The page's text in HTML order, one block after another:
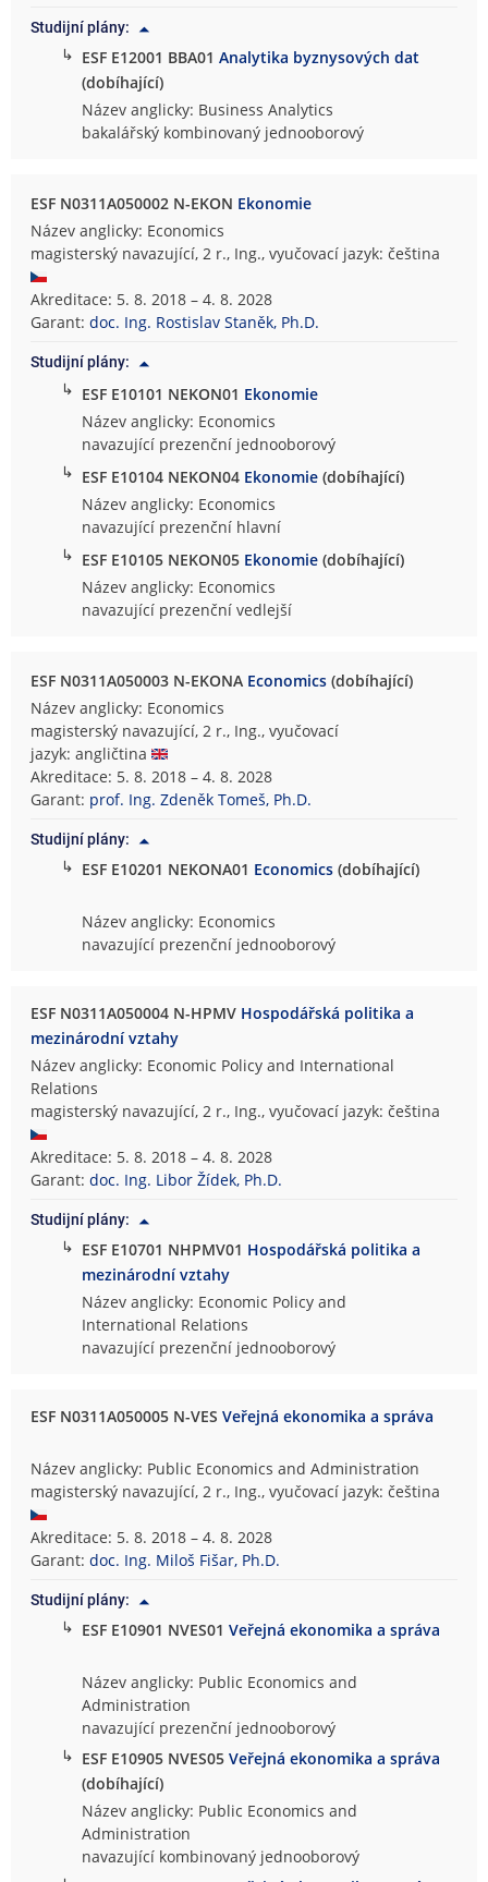
Studijní plány:
↳ ESF E12001 BBA01Analytika byznysových dat
(dobíhající)
Název anglicky: Business Analytics
bakalářský kombinovaný jednooborový
ESF N0311A050002 N-EKON Ekonomie
Název anglicky: Economics
magisterský navazující, 2 r., Ing., vyučovací jazyk: čeština
Akreditace: 5. 8. 2018 – 4. 8. 2028
Garant:doc. Ing. Rostislav Staněk, Ph.D.
Studijní plány:
↳ ESF E10101 NEKON01 Ekonomie
Název anglicky: Economics
navazující prezenční jednooborový
↳ ESF E10104 NEKON04 Ekonomie (dobíhající)
Název anglicky: Economics
navazující prezenční hlavní
↳ ESF E10105 NEKON05 Ekonomie (dobíhající)
Název anglicky: Economics
navazující prezenční vedlejší
ESF N0311A050003 N-EKONA Economics (dobíhající)
Název anglicky: Economics
magisterský navazující, 2 r., Ing., vyučovací
jazyk: angličtina
Akreditace: 5. 8. 2018 – 4. 8. 2028
Garant: prof. Ing. Zdeněk Tomeš, Ph.D.
Studijní plány:
↳ ESF E10201 NEKONA01 Economics (dobíhající)
Název anglicky: Economics
navazující prezenční jednooborový
ESF N0311A050004 N-HPMV Hospodářská politika a
mezinárodní vztahy
Název anglicky: Economic Policy and International
Relations
magisterský navazující, 2 r., Ing., vyučovací jazyk: čeština
Akreditace: 5. 8. 2018 – 4. 8. 2028
Garant:doc. Ing. Libor Žídek, Ph.D.
Studijní plány:
↳ ESF E10701 NHPMV01 Hospodářská politika a
mezinárodní vztahy
Název anglicky: Economic Policy and
International Relations
navazující prezenční jednooborový
ESF N0311A050005 N-VESVeřejná ekonomika a správa
Název anglicky: Public Economics and Administration
magisterský navazující, 2 r., Ing., vyučovací jazyk: čeština
Akreditace: 5. 8. 2018 – 4. 8. 2028
Garant:doc. Ing. Miloš Fišar, Ph.D.
Studijní plány:
↳ ESF E10901 NVES01Veřejná ekonomika a správa
Název anglicky: Public Economics and
Administration
navazující prezenční jednooborový
↳ ESF E10905 NVES05Veřejná ekonomika a správa
(dobíhající)
Název anglicky: Public Economics and
Administration
navazující kombinovaný jednooborový